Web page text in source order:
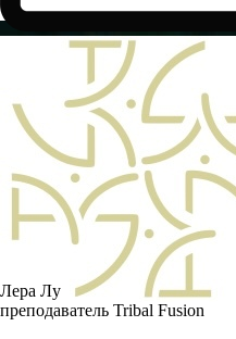
Лера Лу
преподаватель Tribal Fusion